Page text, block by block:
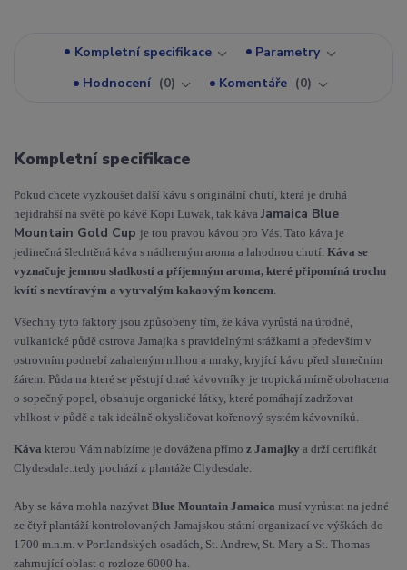
Kompletní specifikace
Parametry
Hodnocení
0 Komentáře 0
Kompletní specifikace
Pokud chcete vyzkoušet další kávu s originální chutí, která je druhá
nejidrahší na světě po kávě Kopi Luwak, tak káva Jamaica Blue
Mountain Gold Cup je tou pravou kávou pro Vás. Tato káva je
jedinečná šlechtěná káva s nádherným aroma a lahodnou chutí. Káva se
vyznačuje jemnou sladkostí a příjemným aroma, které připomíná trochu
kvítí s nevtíravým a vytrvalým kakaovým koncem
Všechny tyto faktory jsou způsobeny tím, že káva vyrůstá na úrodné,
vulkanické půdě ostrova Jamajka s pravidelnými srážkami a především v
ostrovním podnebí zahaleným mlhou a mraky, kryjící kávu před slunečním
žárem. Půda na které se pěstují dnaé kávovníky je tropická mírně obohacena
o sopečný popel, obsahuje organické látky, které pomáhají zadržovat
vhlkost v půdě a tak ideálně okysličovat kořenový systém kávovníků.
Káva kterou Vám nabízíme je dovážena přímo z Jamajky a drží certifikát
Clydesdale..tedy pochází z plantáže Clydesdale.
Aby se káva mohla nazývat Blue Mountain Jamaica musí vyrůstat na jedné
ze čtyř plantáží kontrolovaných Jamajskou státní organizací ve výškách do
1700 m.n.m. v Portlandských osadách, St. Andrew, St. Mary a St. Thomas
zahrnující oblast o rozloze 6000 ha.